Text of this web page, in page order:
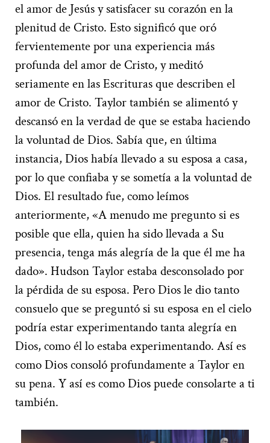
el amor de Jesús y satisfacer su corazón en la
plenitud de Cristo. Esto significó que oró
fervientemente por una experiencia más
profunda del amor de Cristo, y meditó
seriamente en las Escrituras que describen el
amor de Cristo. Taylor también se alimentó y
descansó en la verdad de que se estaba haciendo
la voluntad de Dios. Sabía que, en última
instancia, Dios había llevado a su esposa a casa,
por lo que confiaba y se sometía a la voluntad de
Dios. El resultado fue, como leímos
anteriormente, «A menudo me pregunto si es
posible que ella, quien ha sido llevada a Su
presencia, tenga más alegría de la que él me ha
dado». Hudson Taylor estaba desconsolado por
la pérdida de su esposa. Pero Dios le dio tanto
consuelo que se preguntó si su esposa en el cielo
podría estar experimentando tanta alegría en
Dios, como él lo estaba experimentando. Así es
como Dios consoló profundamente a Taylor en
su pena. Y así es como Dios puede consolarte a ti
también.